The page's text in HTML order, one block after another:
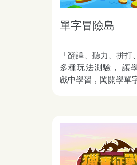
單字冒險島
「翻譯、聽力、拼打
多種玩法測驗， 讓
戲中學習，闖關學單